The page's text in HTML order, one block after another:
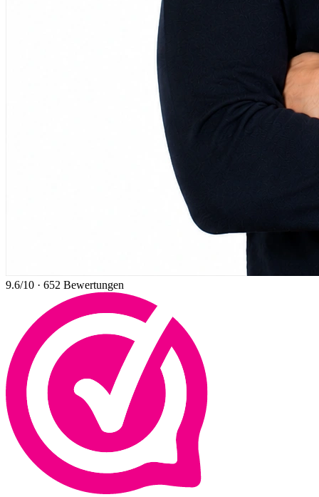
9.6/10 · 652 Bewertungen